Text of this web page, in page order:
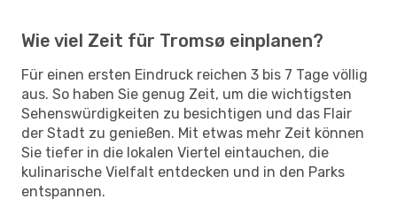
Wie viel Zeit für Tromsø einplanen?
Für einen ersten Eindruck reichen 3 bis 7 Tage völlig
aus. So haben Sie genug Zeit, um die wichtigsten
Sehenswürdigkeiten zu besichtigen und das Flair
der Stadt zu genießen. Mit etwas mehr Zeit können
Sie tiefer in die lokalen Viertel eintauchen, die
kulinarische Vielfalt entdecken und in den Parks
entspannen.